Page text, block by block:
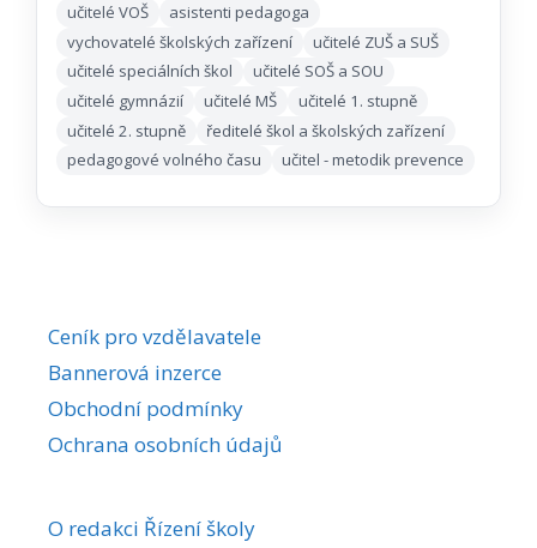
učitelé VOŠ
asistenti pedagoga
vychovatelé školských zařízení
učitelé ZUŠ a SUŠ
učitelé speciálních škol
učitelé SOŠ a SOU
učitelé gymnázií
učitelé MŠ
učitelé 1. stupně
učitelé 2. stupně
ředitelé škol a školských zařízení
pedagogové volného času
učitel - metodik prevence
Ceník pro vzdělavatele
Bannerová inzerce
Obchodní podmínky
Ochrana osobních údajů
O redakci Řízení školy